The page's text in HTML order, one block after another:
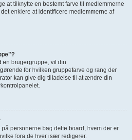
at tilknytte en bestemt farve til medlemmerne
enklere at identificere medlemmerne af
en brugergruppe, vil din
for hvilken gruppefarve og rang der
kan give dig tilladelse til at ændre din
personerne bag dette board, hvem der er
fora de hver især redigerer.